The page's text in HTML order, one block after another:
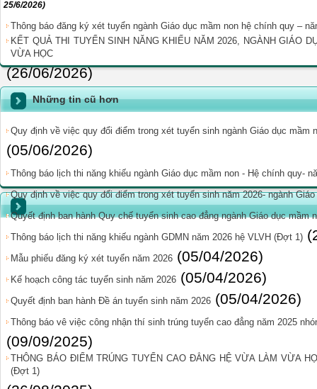
25/6/2026)
Thông báo đăng ký xét tuyển ngành Giáo dục mầm non hệ chính quy –
KẾT QUẢ THI TUYỂN SINH NĂNG KHIẾU NĂM 2026, NGÀNH GIÁO
VỪA HỌC
(26/06/2026)
Những tin cũ hơn
Quy định về việc quy đổi điểm trong xét tuyển sinh ngành Giáo dục mầm
(05/06/2026)
Thông báo lịch thi năng khiếu ngành Giáo dục mầm non - Hệ chính quy-
Quy định về việc quy đổi điểm trong xét tuyển sinh năm 2026- ngành
Quyết định ban hành Quy chế tuyển sinh cao đẳng ngành Giáo dục mầm
Thông báo lịch thi năng khiếu ngành GDMN năm 2026 hệ VLVH (Đợt 1)
Mẫu phiếu đăng ký xét tuyển năm 2026 (05/04/2026)
Kế hoạch công tác tuyển sinh năm 2026 (05/04/2026)
Quyết định ban hành Đề án tuyển sinh năm 2026 (05/04/2026)
Thông báo vê việc công nhận thí sinh trúng tuyển cao đẳng năm 2025
(09/09/2025)
THÔNG BÁO ĐIỂM TRÚNG TUYỂN CAO ĐẲNG HỆ VỪA LÀM VỪA
(Đợt 1)